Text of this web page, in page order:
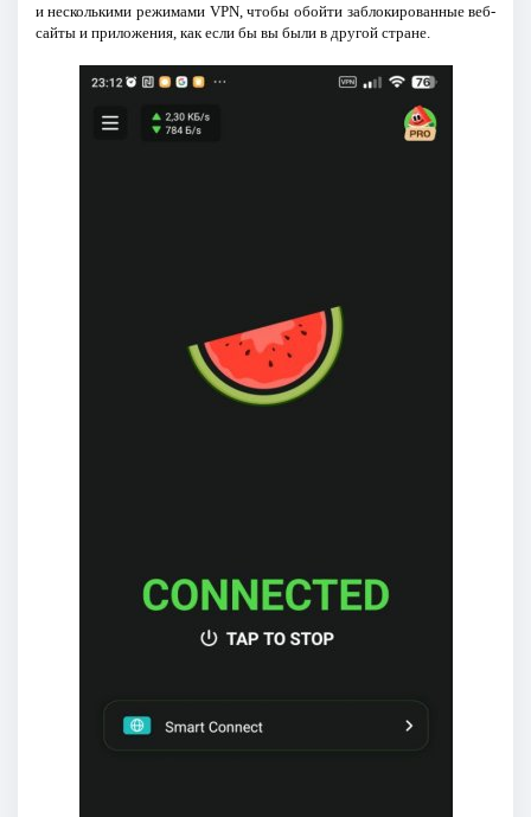
и несколькими режимами VPN, чтобы обойти заблокированные веб-
сайты и приложения, как если бы вы были в другой стране.